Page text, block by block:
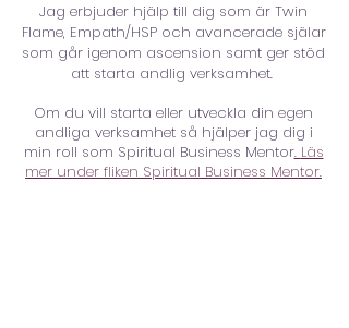
Jag erbjuder hjälp till dig som är Twin
Flame, Empath/HSP och avancerade själar
som går igenom ascension samt ger stöd
att starta andlig verksamhet.
Om du vill starta eller utveckla din egen
andliga verksamhet så hjälper jag dig i
min roll som Spiritual Business Mentor. Läs
mer under fliken Spiritual Business Mentor.